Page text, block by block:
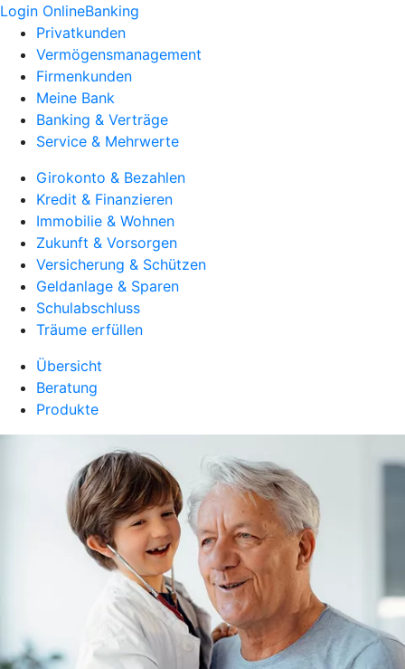
Login OnlineBanking
Privatkunden
Vermögensmanagement
Firmenkunden
Meine Bank
Banking & Verträge
Service & Mehrwerte
Girokonto & Bezahlen
Kredit & Finanzieren
Immobilie & Wohnen
Zukunft & Vorsorgen
Versicherung & Schützen
Geldanlage & Sparen
Schulabschluss
Träume erfüllen
Übersicht
Beratung
Produkte